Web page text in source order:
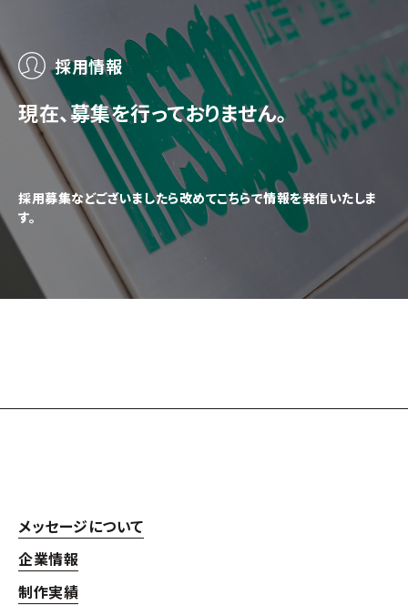
採用情報
現在、募集を行っておりません。
採用募集などございましたら改めてこちらで情報を発信いたしま
す。
メッセージについて
企業情報
制作実績